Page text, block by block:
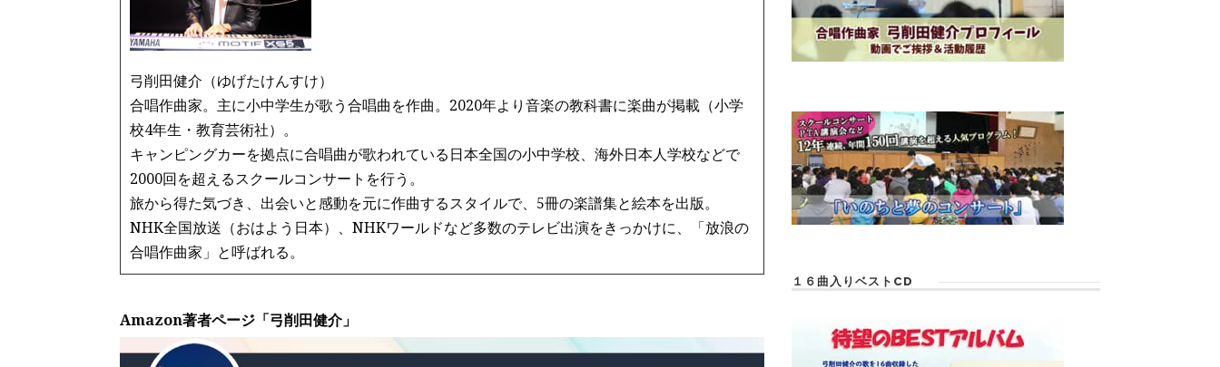
弓削田健介（ゆげたけんすけ）
合唱作曲家。主に小中学生が歌う合唱曲を作曲。2020年より音楽の教科書に楽曲が掲載（小学
校4年生・教育芸術社）。
キャンピングカーを拠点に合唱曲が歌われている日本全国の小中学校、海外日本人学校などで
2000回を超えるスクールコンサートを行う。
旅から得た気づき、出会いと感動を元に作曲するスタイルで、5冊の楽譜集と絵本を出版。
NHK全国放送（おはよう日本）、NHKワールドなど多数のテレビ出演をきっかけに、「放浪の
合唱作曲家」と呼ばれる。
Amazon著者ページ「弓削田健介」
１６曲入りベストCD